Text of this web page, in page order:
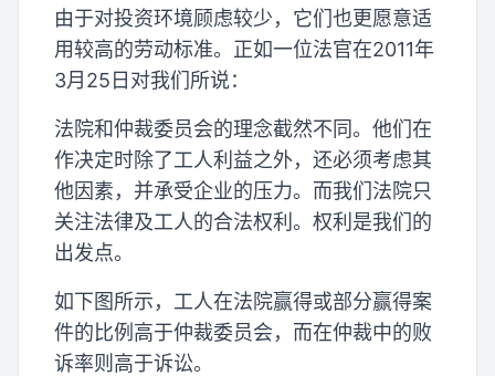
由于对投资环境顾虑较少，它们也更愿意适
用较高的劳动标准。正如一位法官在2011年
3月25日对我们所说：
法院和仲裁委员会的理念截然不同。他们在
作决定时除了工人利益之外，还必须考虑其
他因素，并承受企业的压力。而我们法院只
关注法律及工人的合法权利。权利是我们的
出发点。
如下图所示，工人在法院赢得或部分赢得案
件的比例高于仲裁委员会，而在仲裁中的败
诉率则高于诉讼。